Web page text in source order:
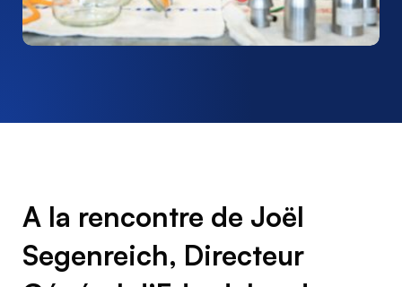
A la rencontre de Joël
Segenreich, Directeur